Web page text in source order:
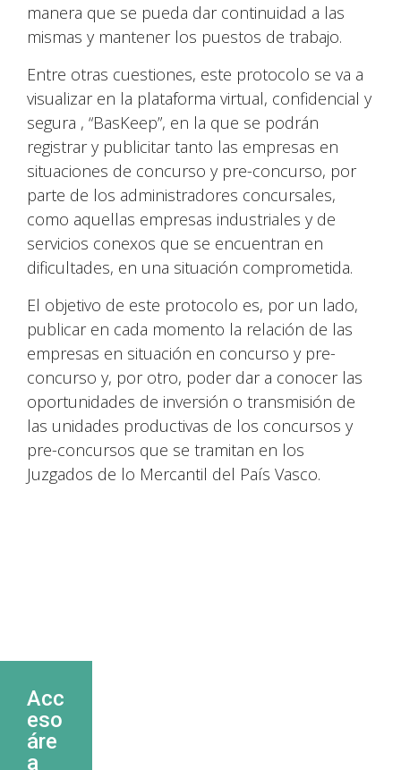
manera que se pueda dar continuidad a las
mismas y mantener los puestos de trabajo.
Entre otras cuestiones, este protocolo se va a
visualizar en la plataforma virtual, confidencial y
segura , “BasKeep”, en la que se podrán
registrar y publicitar tanto las empresas en
situaciones de concurso y pre-concurso, por
parte de los administradores concursales,
como aquellas empresas industriales y de
servicios conexos que se encuentran en
dificultades, en una situación comprometida.
El objetivo de este protocolo es, por un lado,
publicar en cada momento la relación de las
empresas en situación en concurso y pre-
concurso y, por otro, poder dar a conocer las
oportunidades de inversión o transmisión de
las unidades productivas de los concursos y
pre-concursos que se tramitan en los
Juzgados de lo Mercantil del País Vasco.
Acc
eso
áre
a